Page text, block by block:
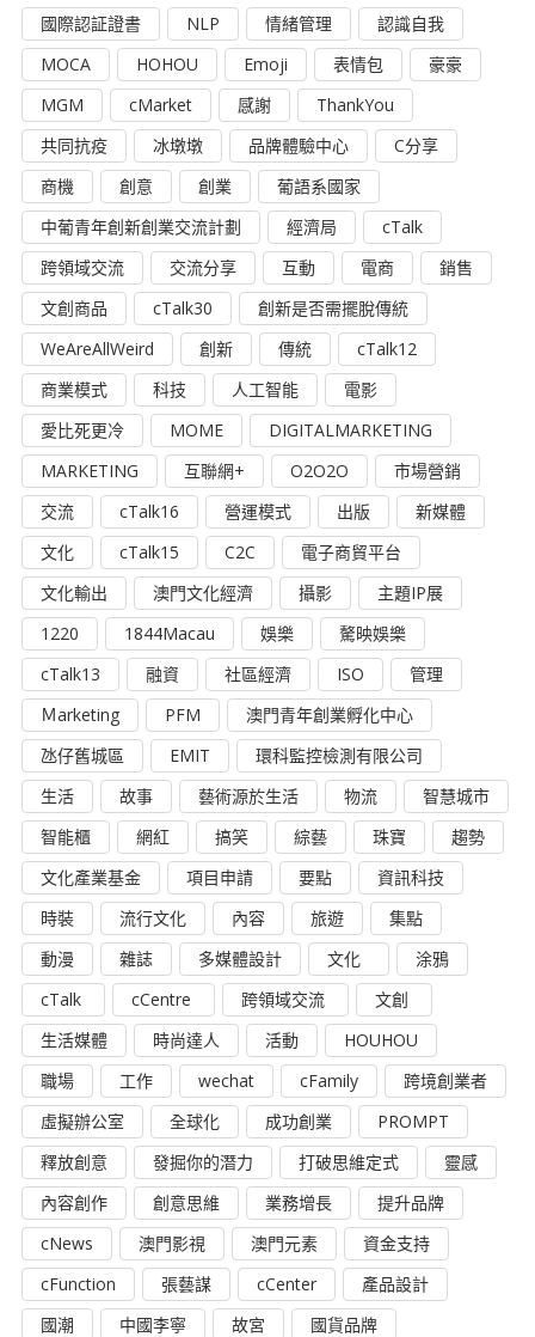
國際認証證書 NLP 情緒管理
認識自我
MOCA
HOHOU Emoji 表情包
豪豪
MGM
cMarket 感謝
ThankYou
共同抗疫
冰墩墩 品牌體驗中心
C分享
商機
創意 創業
葡語系國家
中葡青年創新創業交流計劃
經濟局
cTalk
跨領域交流
交流分享 互動 電商
銷售
文創商品
cTalk30
創新是否需擺脫傳統
WeAreAllWeird
創新 傳統
cTalk12
商業模式
科技 人工智能
電影
愛比死更冷
MOME
DIGITALMARKETING
MARKETING
互聯網+ O2O2O
市場營銷
交流
cTalk16 營運模式 出版
新媒體
文化
cTalk15 C2C
電子商貿平台
文化輸出
澳門文化經濟 攝影
主題IP展
1220
1844Macau 娛樂
驁映娛樂
cTalk13
融資 社區經濟 ISO
管理
Ｍarketing
PFM
澳門青年創業孵化中心
氹仔舊城區
EMIT
環科監控檢測有限公司
生活
故事 藝術源於生活 物流
智慧城市
智能櫃
網紅 搞笑 綜藝 珠寶
趨勢
文化產業基金
項目申請 要點
資訊科技
時裝
流行文化 內容 旅遊
集點
動漫
雜誌 多媒體設計 文化
涂鴉
cTalk
cCentre 跨領域交流
文創
生活媒體
時尚達人 活動
HOUHOU
職場
工作 wechat cFamily
跨境創業者
虛擬辦公室
全球化 成功創業
PROMPT
釋放創意
發掘你的潛力 打破思維定式
靈感
內容創作
創意思維 業務增長
提升品牌
cNews
澳門影視 澳門元素
資金支持
cFunction
張藝謀 cCenter
產品設計
國潮
中國李寧 故宮 國貨品牌